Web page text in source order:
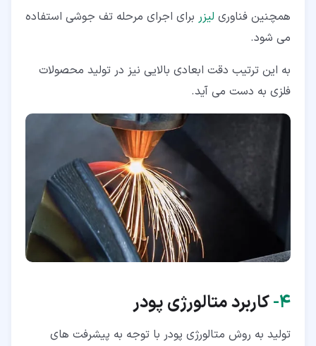
همچنین فناوری لیزر برای اجرای مرحله تف جوشی استفاده
می شود.
به این ترتیب دقت ابعادی بالایی نیز در تولید محصولات
فلزی به دست می آید.
۴‏- کاربرد متالورژی پودر
تولید به روش متالورژی پودر با توجه به پیشرفت های